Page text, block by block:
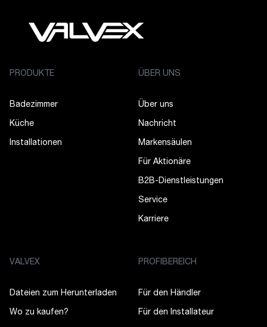
PRODUKTE
Badezimmer
Küche
Installationen
ÜBER UNS
Über uns
Nachricht
Markensäulen
Für Aktionäre
B2B-Dienstleistungen
Service
Karriere
VALVEX
Dateien zum Herunterladen
Wo zu kaufen?
PROFIBEREICH
Für den Händler
Für den Installateur